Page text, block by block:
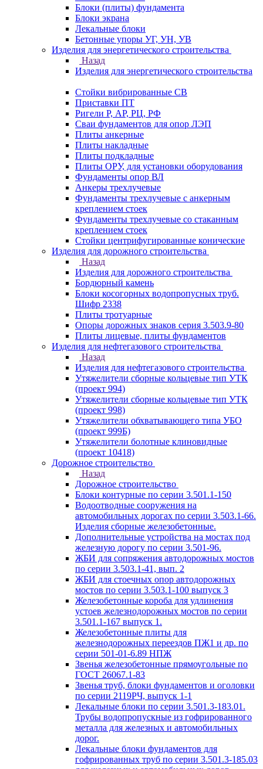
Блоки (плиты) фундамента
Блоки экрана
Лекальные блоки
Бетонные упоры УГ, УН, УВ
Изделия для энергетического строительства
Назад
Изделия для энергетического строительства
Стойки вибрированные СВ
Приставки ПТ
Ригели Р, АР, РЦ, РФ
Сваи фундаментов для опор ЛЭП
Плиты анкерные
Плиты накладные
Плиты подкладные
Плиты ОРУ, для установки оборудования
Фундаменты опор ВЛ
Анкеры трехлучевые
Фундаменты трехлучевые с анкерным
креплением стоек
Фундаменты трехлучевые со стаканным
креплением стоек
Стойки центрифугированные конические
Изделия для дорожного строительства
Назад
Изделия для дорожного строительства
Бордюрный камень
Блоки косогорных водопропусных труб.
Шифр 2338
Плиты тротуарные
Опоры дорожных знаков серия 3.503.9-80
Плиты лицевые, плиты фундаментов
Изделия для нефтегазового строительства
Назад
Изделия для нефтегазового строительства
Утяжелители сборные кольцевые тип УТК
(проект 994)
Утяжелители сборные кольцевые тип УТК
(проект 998)
Утяжелители обхватывающего типа УБО
(проект 999Б)
Утяжелители болотные клиновидные
(проект 10418)
Дорожное строительство
Назад
Дорожное строительство
Блоки контурные по серии 3.501.1-150
Водоотводные сооружения на
автомобильных дорогах по серии 3.503.1-66.
Изделия сборные железобетонные.
Дополнительные устройства на мостах под
железную дорогу по серии 3.501-96.
ЖБИ для сопряжения автодорожных мостов
по серии 3.503.1-41, вып. 2
ЖБИ для стоечных опор автодорожных
мостов по серии 3.503.1-100 выпуск 3
Железобетонные короба для удлинения
устоев железнодорожных мостов по серии
3.501.1-167 выпуск 1.
Железобетонные плиты для
железнодорожных переездов ПЖ1 и др. по
серии 501-01-6.89 НПЖ
Звенья железобетонные прямоугольные по
ГОСТ 26067.1-83
Звенья труб, блоки фундаментов и оголовки
по серии 2119РЧ, выпуск 1-1
Лекальные блоки по серии 3.501.3-183.01.
Трубы водопропускные из гофрированного
металла для железных и автомобильных
дорог.
Лекальные блоки фундаментов для
гофрированных труб по серии 3.501.3-185.03